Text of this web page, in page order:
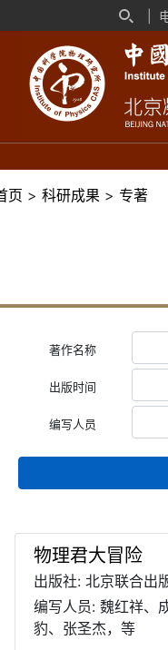
页 > 科研成果 > 专著
著作名称
出版时间
编写人员
物理君大冒险
出版社: 北京联合出
编写人员: 魏红祥、
豹、张圣杰，等